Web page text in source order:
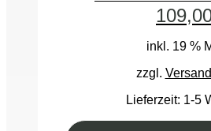
inkl. 19 %
zzgl.
Lieferzeit: 1-5